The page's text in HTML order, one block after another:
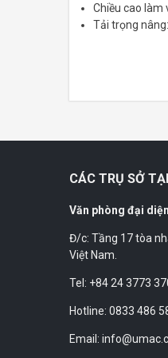
Chiều cao làm
Tải trọng nâng:
CÁC TRỤ SỞ
Văn phòng đại
Đ/c: Tầng 17 tòa
Việt Nam.
Tel: +84 24 3773
Hotline: 0833 486
Email: